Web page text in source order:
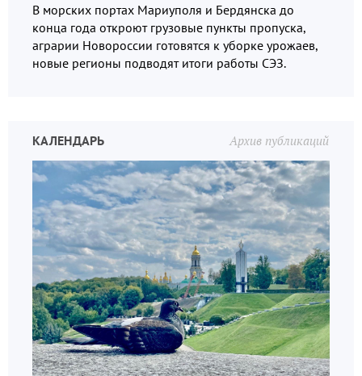
В морских портах Мариуполя и Бердянска до
конца года откроют грузовые пункты пропуска,
аграрии Новороссии готовятся к уборке урожаев,
новые регионы подводят итоги работы СЭЗ.
Архив публикаций
КАЛЕНДАРЬ